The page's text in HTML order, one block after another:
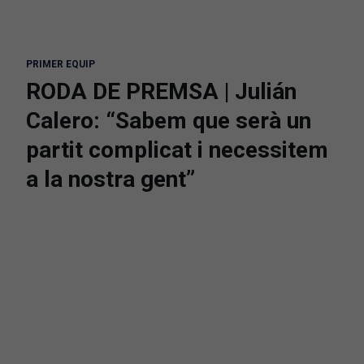
PRIMER EQUIP
RODA DE PREMSA | Julián
Calero: “Sabem que serà un
partit complicat i necessitem
a la nostra gent”